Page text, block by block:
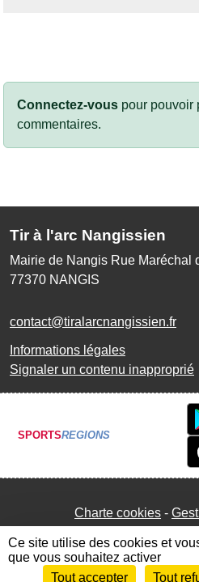
Connectez-vous pour pouvoir
commentaires.
Tir à l'arc Nangissien
Mairie de Nangis Rue Maréchal
77370 NANGIS
contact@tiralarcnangissien.fr
Informations légales
Signaler un contenu inapproprié
SPORTSREGIONS
Charte cookies
Envie de participer ?
Ce site utilise des cookies et
que vous souhaitez activer
Tout accepter
Tout